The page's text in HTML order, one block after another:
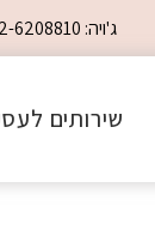
ג'ויה: 052-6208810
שירותים